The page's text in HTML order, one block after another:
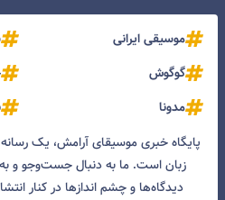
موسیقی ایرانی
گوگوش
مدونا
پایگاه خبری موسیقای آرامش، یک
زبان است. ما به دنبال جست‌و‌جو و
دیدگاه‌ها و چشم انداز‌ها در کنار